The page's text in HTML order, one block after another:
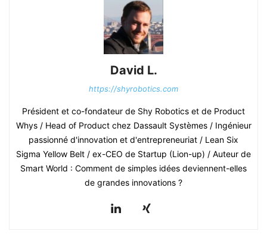
David L.
https://shyrobotics.com
Président et co-fondateur de Shy Robotics et de Product
Whys / Head of Product chez Dassault Systèmes / Ingénieur
passionné d'innovation et d'entrepreneuriat / Lean Six
Sigma Yellow Belt / ex-CEO de Startup (Lion-up) / Auteur de
Smart World : Comment de simples idées deviennent-elles
de grandes innovations ?